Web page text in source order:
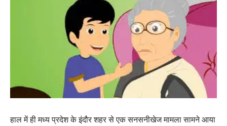
हाल में ही मध्य प्रदेश के इंदौर शहर से एक सनसनीखेज मामला सामने आया